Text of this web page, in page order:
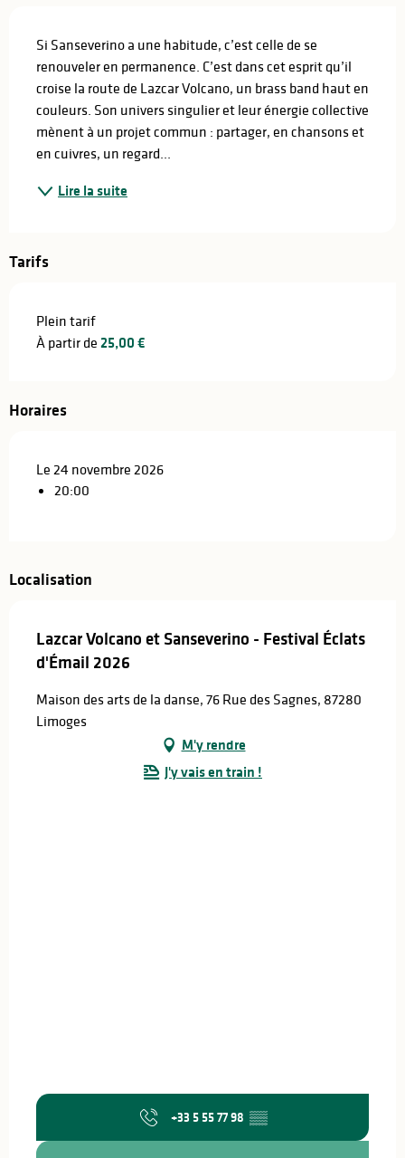
Si Sanseverino a une habitude, c’est celle de se
renouveler en permanence. C’est dans cet esprit qu’il
croise la route de Lazcar Volcano, un brass band haut en
couleurs. Son univers singulier et leur énergie collective
mènent à un projet commun : partager, en chansons et
en cuivres, un regard...
Lire la suite
Tarifs
Plein tarif
À partir de 25,00 €
Horaires
Le 24 novembre 2026
20:00
Localisation
Lazcar Volcano et Sanseverino - Festival Éclats
d'Émail 2026
Maison des arts de la danse, 76 Rue des Sagnes, 87280
Limoges
M'y rendre
J'y vais en train !
+33 5 55 77 98 ▒▒